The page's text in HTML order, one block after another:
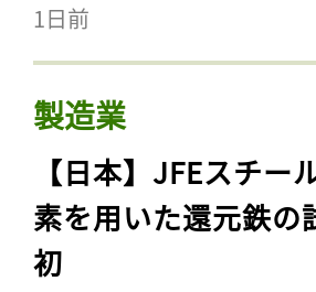
1日前
製造業
【日本】JFEスチー
素を用いた還元鉄の
初